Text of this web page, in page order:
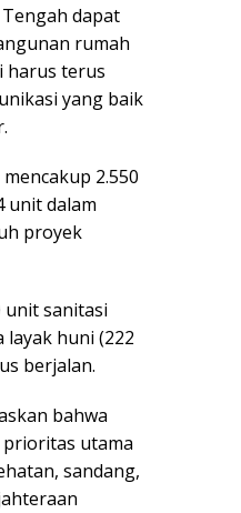
dapat
rumah
harus terus
yang baik
2.550
unit dalam
proyek
unit sanitasi
huni (222
berjalan.
bahwa
prioritas utama
sandang,